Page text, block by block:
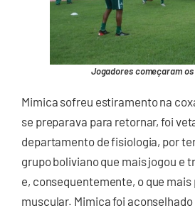
Jogadores começaram
Mimica sofreu estiramento na
se preparava para retornar, foi
departamento de fisiologia, por
grupo boliviano que mais jogou e
e, consequentemente, o que mais
muscular. Mimica foi